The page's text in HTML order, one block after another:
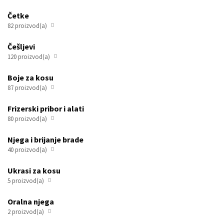
Četke
82 proizvod(a) 
Češljevi
120 proizvod(a) 
Boje za kosu
87 proizvod(a) 
Frizerski pribor i alati
80 proizvod(a) 
Njega i brijanje brade
40 proizvod(a) 
Ukrasi za kosu
5 proizvod(a) 
Oralna njega
2 proizvod(a) 